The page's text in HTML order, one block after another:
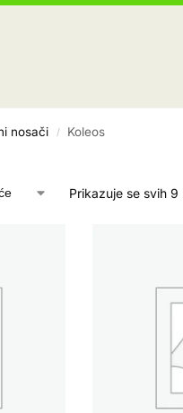
nosači / Koleos
Prikazuje se svih 9